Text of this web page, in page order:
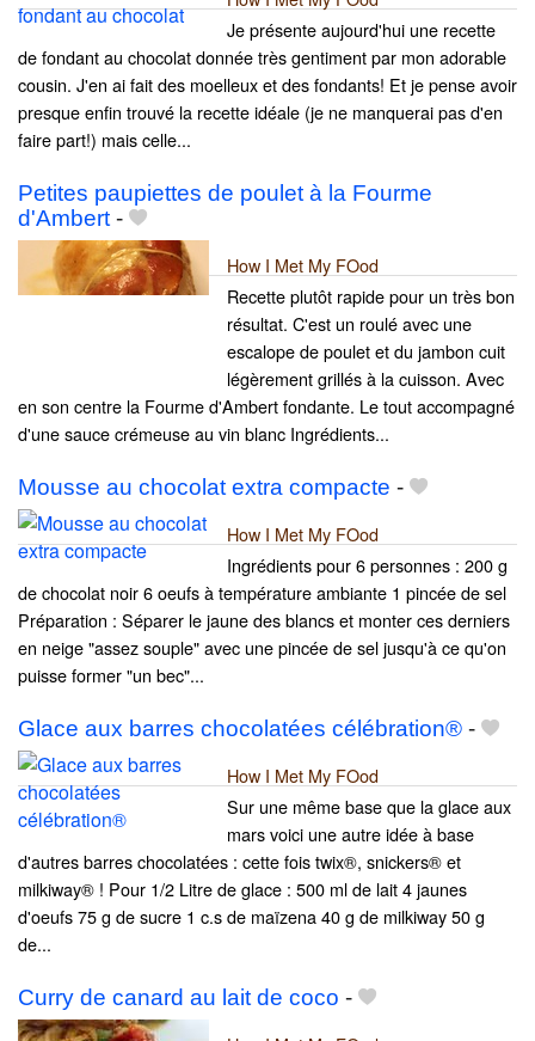
Je présente aujourd'hui une recette
de fondant au chocolat donnée très gentiment par mon adorable
cousin. J'en ai fait des moelleux et des fondants! Et je pense avoir
presque enfin trouvé la recette idéale (je ne manquerai pas d'en
faire part!) mais celle...
Petites paupiettes de poulet à la Fourme
d'Ambert -
How I Met My FOod
Recette plutôt rapide pour un très bon
résultat. C'est un roulé avec une
escalope de poulet et du jambon cuit
légèrement grillés à la cuisson. Avec
en son centre la Fourme d'Ambert fondante. Le tout accompagné
d'une sauce crémeuse au vin blanc Ingrédients...
Mousse au chocolat extra compacte -
How I Met My FOod
Ingrédients pour 6 personnes : 200 g
de chocolat noir 6 oeufs à température ambiante 1 pincée de sel
Préparation : Séparer le jaune des blancs et monter ces derniers
en neige "assez souple" avec une pincée de sel jusqu'à ce qu'on
puisse former "un bec"...
Glace aux barres chocolatées célébration® -
How I Met My FOod
Sur une même base que la glace aux
mars voici une autre idée à base
d'autres barres chocolatées : cette fois twix®, snickers® et
milkiway® ! Pour 1/2 Litre de glace : 500 ml de lait 4 jaunes
d'oeufs 75 g de sucre 1 c.s de maïzena 40 g de milkiway 50 g
de...
Curry de canard au lait de coco -